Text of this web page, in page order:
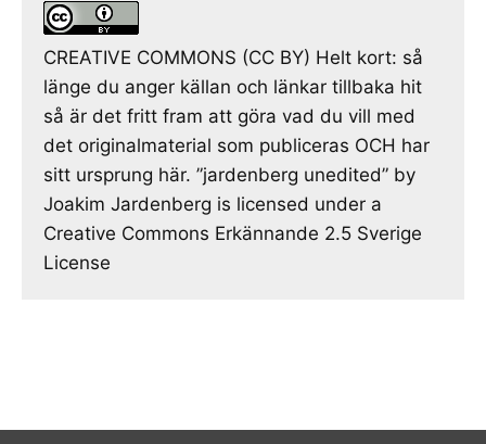
CREATIVE COMMONS (CC BY) Helt kort: så
länge du anger källan och länkar tillbaka hit
så är det fritt fram att göra vad du vill med
det originalmaterial som publiceras OCH har
sitt ursprung här. ”jardenberg unedited” by
Joakim Jardenberg is licensed under a
Creative Commons Erkännande 2.5 Sverige
License